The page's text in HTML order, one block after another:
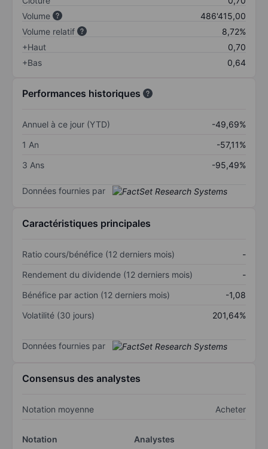
Volume
486'415,00
Volume relatif
8,72%
+Haut
0,70
+Bas
0,64
Performances historiques
Annuel à ce jour (YTD)
-49,69%
1 An
-57,11%
3 Ans
-95,49%
Données fournies par
Caractéristiques principales
Ratio cours/bénéfice (12 derniers mois)
-
Rendement du dividende (12 derniers mois)
-
Bénéfice par action (12 derniers mois)
-1,08
Volatilité (30 jours)
201,64%
Données fournies par
Consensus des analystes
Notation moyenne Acheter
Notation
Analystes